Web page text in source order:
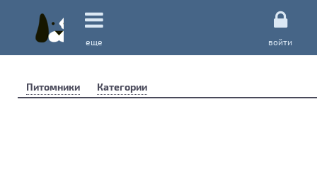
еще войти
Питомники Категории